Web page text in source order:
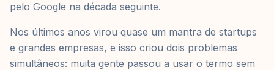
pelo Google na década seguinte.
Nos últimos anos virou quase um mantra de startups
e grandes empresas, e isso criou dois problemas
simultâneos: muita gente passou a usar o termo sem